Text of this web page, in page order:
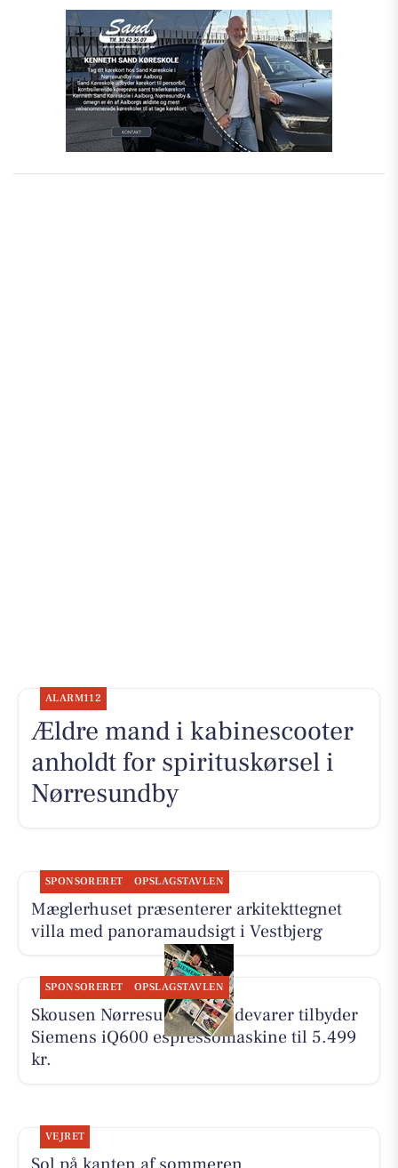
ALARM112
Ældre mand i kabinescooter
anholdt for spirituskørsel i
Nørresundby
SPONSORERET OPSLAGSTAVLEN
Mæglerhuset præsenterer arkitekttegnet
villa med panoramaudsigt i Vestbjerg
SPONSORERET OPSLAGSTAVLEN
Skousen Nørresundby Hvidevarer tilbyder
Siemens iQ600 espressomaskine til 5.499
kr.
VEJRET